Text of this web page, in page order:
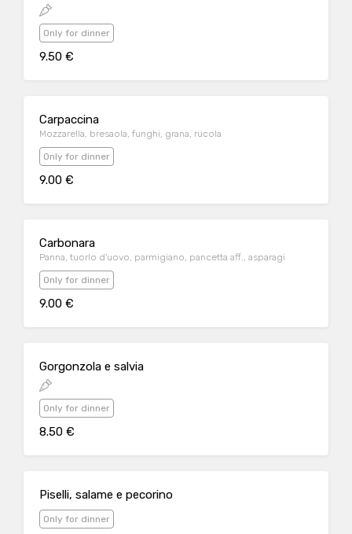
Only for dinner
9.50 €
Carpaccina
Mozzarella, bresaola, funghi, grana, rucola
Only for dinner
9.00 €
Carbonara
Panna, tuorlo d'uovo, parmigiano, pancetta aff., asparagi
Only for dinner
9.00 €
Gorgonzola e salvia
Only for dinner
8.50 €
Piselli, salame e pecorino
Only for dinner